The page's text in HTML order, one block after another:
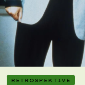
RETROSPEKTIVE